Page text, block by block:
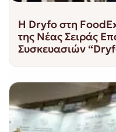
Η Dryfo στη
της Νέας Σειράς
Συσκευασιών